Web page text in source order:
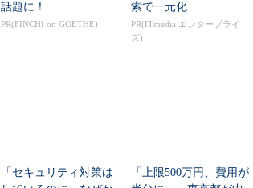
話題に！
PR(FINCHI on GOETHE)
索で一元化
PR(ITmedia エンタープライ
ズ)
「セキュリティ対策は
「上限500万円、費用が